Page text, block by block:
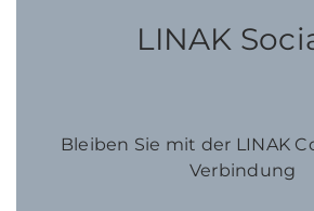
LINAK
Bleiben Sie mit der LINAK
Verbindung